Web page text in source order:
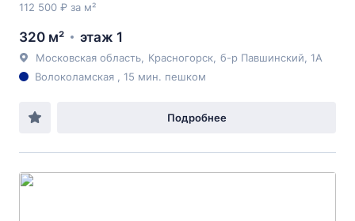
112 500 ₽ за м²
320 м² этаж 1
Московская область Красногорск б-р Павшинский , 1А
Волоколамская , 15 мин. пешком
Подробнее